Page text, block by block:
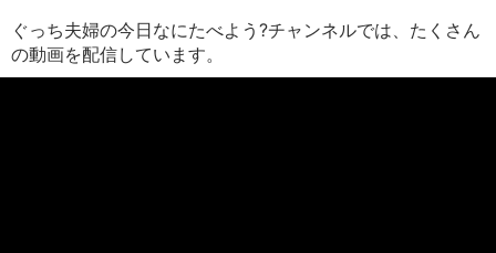
ぐっち夫婦の今日なにたべよう?チャンネルでは、たくさん
の動画を配信しています。